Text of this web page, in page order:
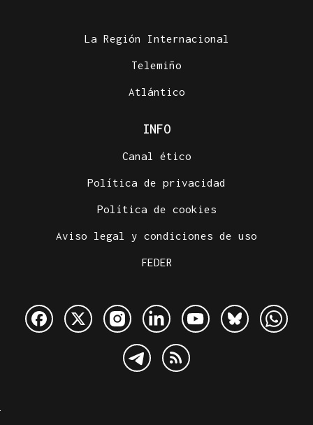
La Región Internacional
Telemiño
Atlántico
INFO
Canal ético
Política de privacidad
Política de cookies
Aviso legal y condiciones de uso
FEDER